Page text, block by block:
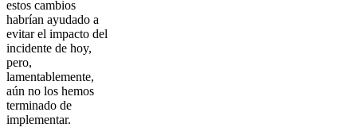
estos cambios
habrían ayudado a
evitar el impacto del
incidente de hoy,
pero,
lamentablemente,
aún no los hemos
terminado de
implementar.